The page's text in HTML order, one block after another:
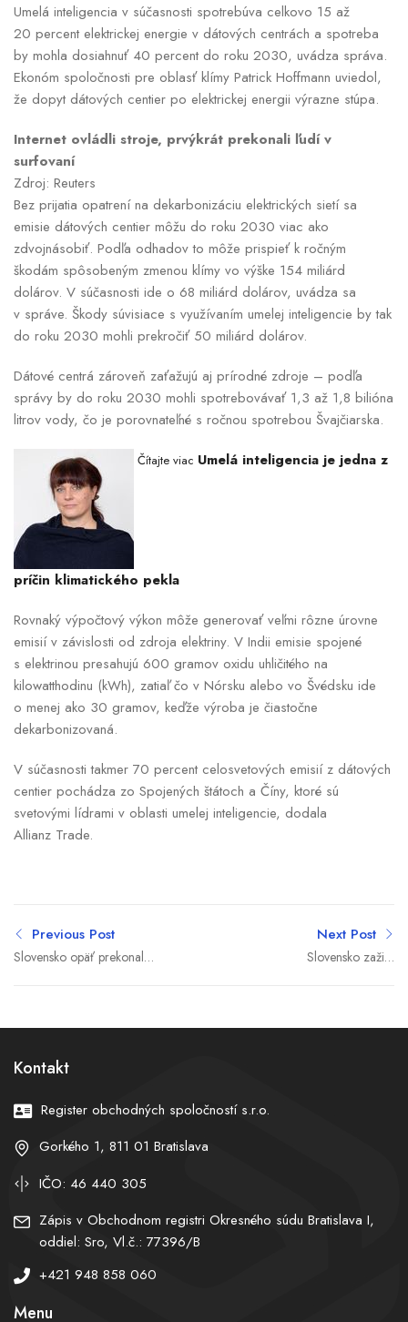
Umelá inteligencia v súčasnosti spotrebúva celkovo 15 až
20 percent elektrickej energie v dátových centrách a spotreba
by mohla dosiahnuť 40 percent do roku 2030, uvádza správa.
Ekonóm spoločnosti pre oblasť klímy Patrick Hoffmann uviedol,
že dopyt dátových centier po elektrickej energii výrazne stúpa.
Internet ovládli stroje, prvýkrát prekonali ľudí v
surfovaní
Zdroj: Reuters
Bez prijatia opatrení na dekarbonizáciu elektrických sietí sa
emisie dátových centier môžu do roku 2030 viac ako
zdvojnásobiť. Podľa odhadov to môže prispieť k ročným
škodám spôsobeným zmenou klímy vo výške 154 miliárd
dolárov. V súčasnosti ide o 68 miliárd dolárov, uvádza sa
v správe. Škody súvisiace s využívaním umelej inteligencie by tak
do roku 2030 mohli prekročiť 50 miliárd dolárov.
Dátové centrá zároveň zaťažujú aj prírodné zdroje – podľa
správy by do roku 2030 mohli spotrebovávať 1,3 až 1,8 bilióna
litrov vody, čo je porovnateľné s ročnou spotrebou Švajčiarska.
Čítajte viac Umelá inteligencia je jedna z
príčin klimatického pekla
Rovnaký výpočtový výkon môže generovať veľmi rôzne úrovne
emisií v závislosti od zdroja elektriny. V Indii emisie spojené
s elektrinou presahujú 600 gramov oxidu uhličitého na
kilowatthodinu (kWh), zatiaľ čo v Nórsku alebo vo Švédsku ide
o menej ako 30 gramov, keďže výroba je čiastočne
dekarbonizovaná.
V súčasnosti takmer 70 percent celosvetových emisií z dátových
centier pochádza zo Spojených štátoch a Číny, ktoré sú
svetovými lídrami v oblasti umelej inteligencie, dodala
Allianz Trade.
Previous Post
Slovensko opäť prekonalo
Next Post
Slovensko zažilo
Kontakt
Register obchodných spoločností s.r.o.
Gorkého 1, 811 01 Bratislava
IČO: 46 440 305
Zápis v Obchodnom registri Okresného súdu Bratislava I,
oddiel: Sro, Vl.č.: 77396/B
+421 948 858 060
Menu